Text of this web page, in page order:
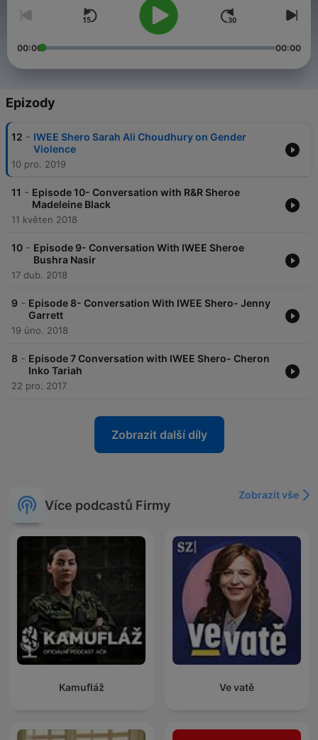
00:00 00:00
Epizody
12 - IWEE Shero Sarah Ali Choudhury on Gender
Violence
10 pro. 2019
11 - Episode 10- Conversation with R&R Sheroe
Madeleine Black
11 květen 2018
10 - Episode 9- Conversation With IWEE Sheroe
Bushra Nasir
17 dub. 2018
9 - Episode 8- Conversation With IWEE Shero- Jenny
Garrett
19 úno. 2018
8 - Episode 7 Conversation with IWEE Shero- Cheron
Inko Tariah
22 pro. 2017
Zobrazit další díly
Více podcastů Firmy
Zobrazit vše
Kamufláž Ve vatě